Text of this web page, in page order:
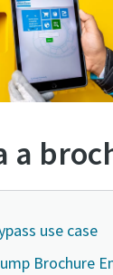
a
use case
Brochure